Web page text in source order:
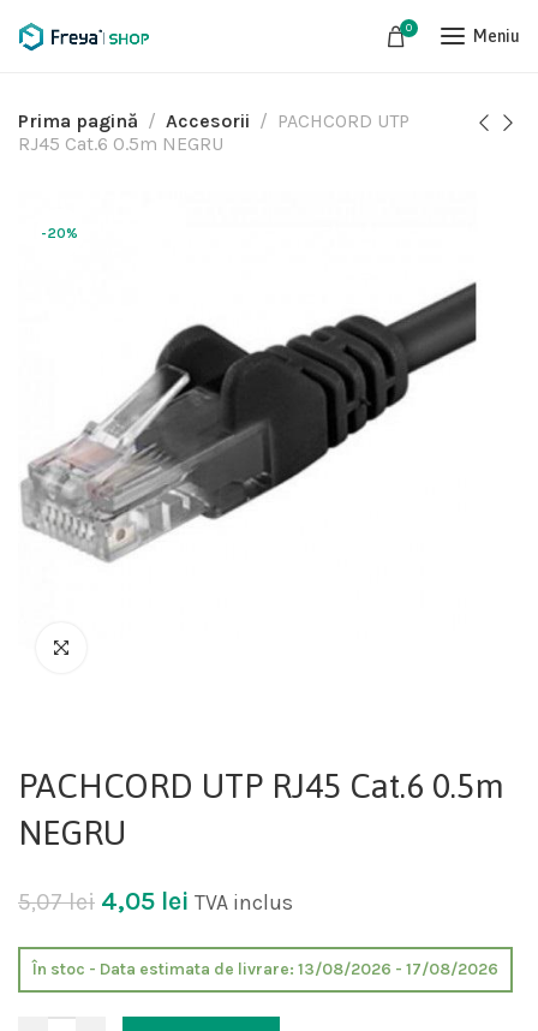
0 Meniu
Prima pagină Accesorii
PACHCORD UTP
RJ45 Cat.6 0.5m NEGRU
-20%
PACHCORD UTP RJ45 Cat.6 0.5m
NEGRU
5,07lei 4,05 lei TVA inclus
În stoc - Data estimata de livrare: 13/08/2026 - 17/08/2026